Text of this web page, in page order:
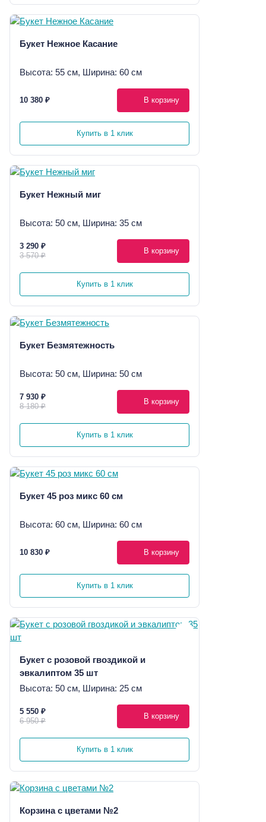
Букет Нежное Касание
Высота: 55 см, Ширина: 60 см
10 380 ₽ В корзину
Купить в 1 клик
Букет Нежный миг
Высота: 50 см, Ширина: 35 см
3 290 ₽
3 570 ₽
В корзину
Купить в 1 клик
Букет Безмятежность
Высота: 50 см, Ширина: 50 см
7 930 ₽
8 180 ₽
В корзину
Купить в 1 клик
Букет 45 роз микс 60 см
Высота: 60 см, Ширина: 60 см
10 830 ₽ В корзину
Купить в 1 клик
Букет с розовой гвоздикой и
эвкалиптом 35 шт
Высота: 50 см, Ширина: 25 см
5 550 ₽
6 950 ₽
В корзину
Купить в 1 клик
Корзина с цветами №2